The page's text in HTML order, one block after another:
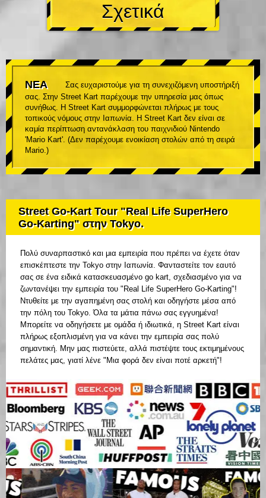
Σχετικά
ΝΕΑ
Σας ευχαριστούμε για τη συνεχιζόμενη υποστήριξή
σας. Στην Street Kart παρέχουμε την υπηρεσία μας όπως
συνήθως. Η Street Kart συμμορφώνεται πλήρως με τους
τοπικούς νόμους στην Ιαπωνία. Η Street Kart δεν είναι σε
καμία περίπτωση αντανάκλαση του παιχνιδιού Nintendo
'Mario Kart'. (Δεν παρέχουμε ενοικίαση στολών από τη σειρά
Mario.)
Street Go-Kart Tour "Real Life SuperHero
Go-Karting" στην Tokyo.
Πολύ συναρπαστικό και μια εμπειρία που πρέπει να έχετε όταν
επισκέπτεστε την Tokyo στην Ιαπωνία. Φανταστείτε τον εαυτό
σας σε ένα ειδικά κατασκευασμένο go kart, σχεδιασμένο για να
ζωντανέψει την εμπειρία του "Real Life SuperHero Go-Karting"!
Ντυθείτε με την αγαπημένη σας στολή και οδηγήστε μέσα από
την πόλη του Tokyo. Όλα τα μάτια πάνω σας εγγυημένα!
Μπορείτε να οδηγήσετε με ομάδα ή ιδιωτικά, η Street Kart είναι
πλήρως εξοπλισμένη για να κάνει την εμπειρία σας πολύ
σημαντική. Μην μας πιστεύετε, αλλά πιστέψτε τους εκτιμημένους
πελάτες μας, γιατί λένε "Μια φορά δεν είναι ποτέ αρκετή"!